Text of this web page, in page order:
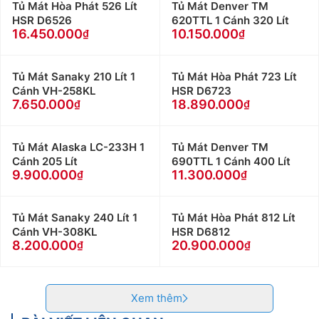
Tủ Mát Hòa Phát 526 Lít
HSR D6526
16.450.000
Tủ Mát Denver TM
620TTL 1 Cánh 320 Lít
10.150.000
Tủ Mát Sanaky 210 Lít 1
Cánh VH-258KL
7.650.000
Tủ Mát Hòa Phát 723 Lít
HSR D6723
18.890.000
Tủ Mát Alaska LC-233H 1
Cánh 205 Lít
9.900.000
Tủ Mát Denver TM
690TTL 1 Cánh 400 Lít
11.300.000
Tủ Mát Sanaky 240 Lít 1
Cánh VH-308KL
8.200.000
Tủ Mát Hòa Phát 812 Lít
HSR D6812
20.900.000
Xem thêm